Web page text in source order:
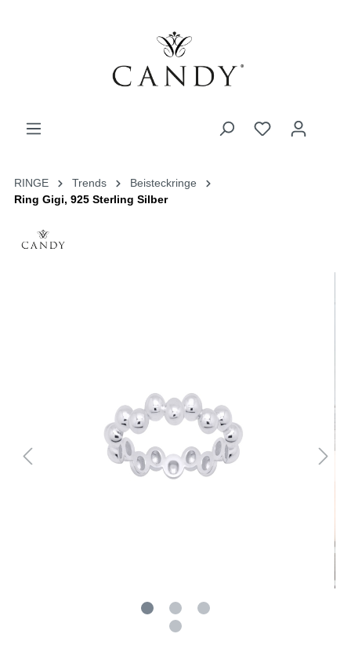
RINGE Trends
Beisteckringe
Ring Gigi, 925 Sterling Silber